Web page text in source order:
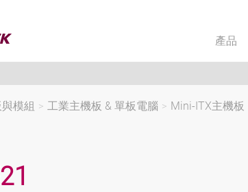
產品
模組 > 工業主機板 & 單板電腦 > Mini-ITX主機板